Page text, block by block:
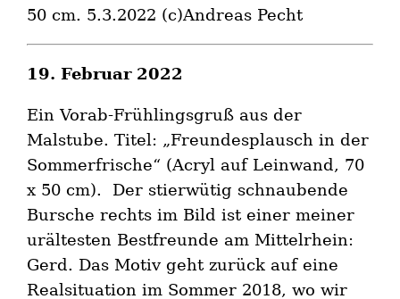
50 cm. 5.3.2022 (c)Andreas Pecht
19. Februar 2022
Ein Vorab-Frühlingsgruß aus der
Malstube. Titel: „Freundesplausch in der
Sommerfrische“ (Acryl auf Leinwand, 70
x 50 cm). Der stierwütig schnaubende
Bursche rechts im Bild ist einer meiner
urältesten Bestfreunde am Mittelrhein:
Gerd. Das Motiv geht zurück auf eine
Realsituation im Sommer 2018, wo wir